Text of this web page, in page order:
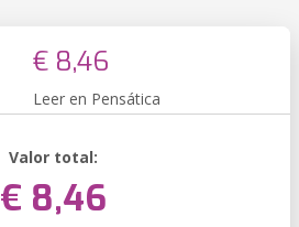
€ 8,46
Leer en Pensática
Valor total:
€ 8,46